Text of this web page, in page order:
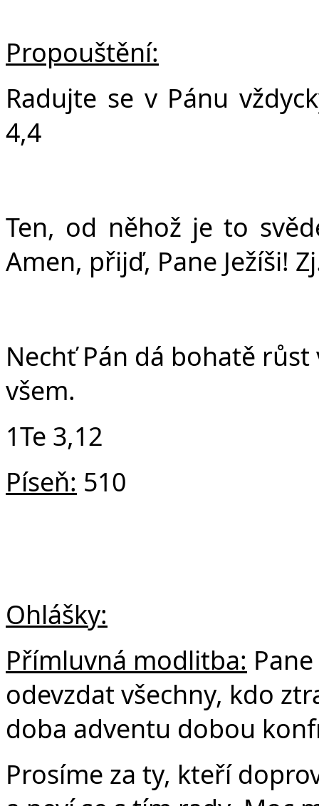
Propouštění:
Radujte se v Pánu
4,4
Ten, od něhož je to
Amen, přijď, Pane Ježíši!
Nechť Pán dá bohatě růst
všem.
1Te 3,12
Píseň: 510
Ohlášky:
Přímluvná modlitba:
odevzdat všechny, kdo
doba adventu dobou
Prosíme za ty, kteří